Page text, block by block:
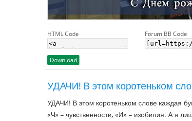
HTML Code Forum BB Code
Download
УДАЧИ! В этом коротеньком
УДАЧИ! В этом коротеньком слове каждая
«Ч» – чувственности, «И» – изобилия. А я